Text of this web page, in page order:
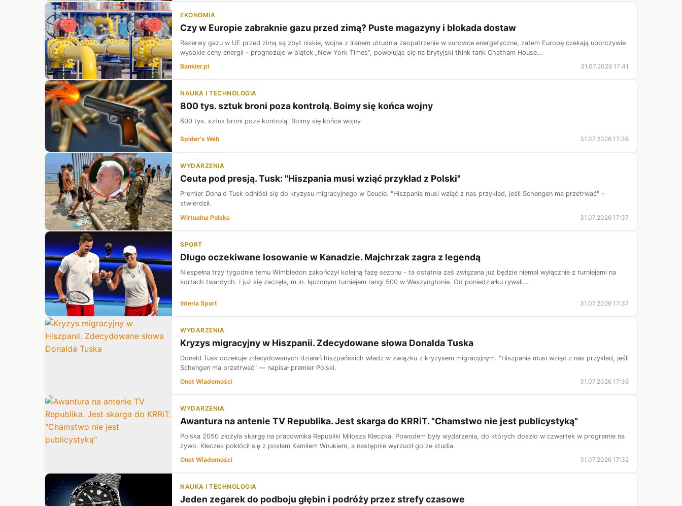
EKONOMIA
Czy w Europie zabraknie gazu przed zimą? Puste magazyny i blokada dostaw
Rezerwy gazu w UE przed zimą są zbyt niskie, wojna z Iranem utrudnia zaopatrzenie w surowce energetyczne, zatem Europę czekają uporczywie
wysokie ceny energii - prognozuje w piątek „New York Times”, powołując się na brytyjski think tank Chatham House...
Bankier.pl
31.07.2026 17:41
NAUKA I TECHNOLOGIA
800 tys. sztuk broni poza kontrolą. Boimy się końca wojny
800 tys. sztuk broni poza kontrolą. Boimy się końca wojny
Spider's Web 31.07.2026 17:38
WYDARZENIA
Ceuta pod presją. Tusk: "Hiszpania musi wziąć przykład z Polski"
Premier Donald Tusk odniósł się do kryzysu migracyjnego w Ceucie. "Hiszpania musi wziąć z nas przykład, jeśli Schengen ma przetrwać" -
stwierdził.
Wirtualna Polska
31.07.2026 17:37
SPORT
Długo oczekiwane losowanie w Kanadzie. Majchrzak zagra z legendą
Niespełna trzy tygodnie temu Wimbledon zakończył kolejną fazę sezonu - ta ostatnia zaś związana już będzie niemal wyłącznie z turniejami na
kortach twardych. I już się zaczęła, m.in. łączonym turniejem rangi 500 w Waszyngtonie. Od poniedziałku rywali...
Interia Sport 31.07.2026 17:37
WYDARZENIA
Kryzys migracyjny w Hiszpanii. Zdecydowane słowa Donalda Tuska
Donald Tusk oczekuje zdecydowanych działań hiszpańskich władz w związku z kryzysem migracyjnym. "Hiszpania musi wziąć z nas przykład, jeśli
Schengen ma przetrwać" — napisał premier Polski.
Onet Wiadomości
31.07.2026 17:36
WYDARZENIA
Awantura na antenie TV Republika. Jest skarga do KRRiT. "Chamstwo nie jest publicystyką"
Polska 2050 złożyła skargę na pracownika Republiki Miłosza Kłeczka. Powodem były wydarzenia, do których doszło w czwartek w programie na
żywo. Kłeczek pokłócił się z posłem Kamilem Wnukiem, a następnie wyrzucił go ze studia.
Onet Wiadomości
31.07.2026 17:32
NAUKA I TECHNOLOGIA
Jeden zegarek do podboju głębin i podróży przez strefy czasowe